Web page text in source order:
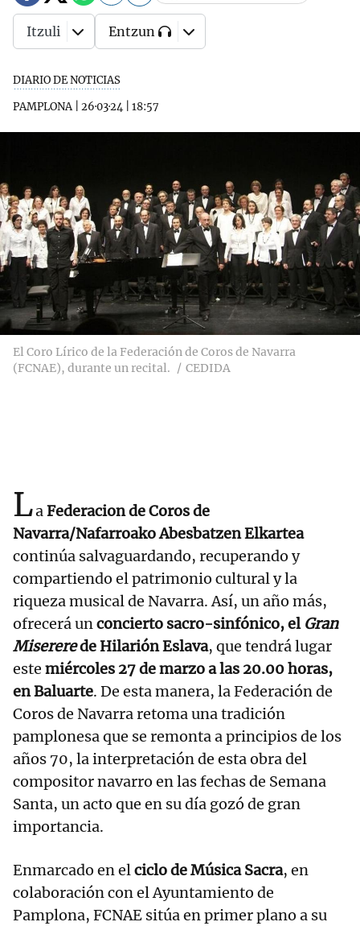
DIARIO DE NOTICIAS
PAMPLONA| 26·03·24 18:57
Itzuli Entzun
El Coro Lírico de la Federación de Coros de Navarra
(FCNAE), durante un recital.
CEDIDA
LaFederacion de Coros de
Navarra/Nafarroako Abesbatzen Elkartea
continúa salvaguardando, recuperando y
compartiendo el patrimonio cultural y la
riqueza musical de Navarra. Así, un año más,
ofrecerá unconcierto sacro-sinfónico, el Gran
Misererede Hilarión Eslava, que tendrá lugar
este miércoles 27 de marzo a las 20.00 horas,
en Baluarte. De esta manera, la Federación de
Coros de Navarra retoma una tradición
pamplonesa que se remonta a principios de los
años 70, la interpretación de esta obra del
compositor navarro en las fechas de Semana
Santa, un acto que en su día gozó de gran
importancia.
Enmarcado en elciclo de Música Sacra, en
colaboración con el Ayuntamiento de
Pamplona, FCNAE sitúa en primer plano a su